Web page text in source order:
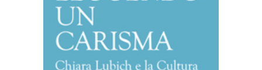
AGGIUNGI AL CARRELLO